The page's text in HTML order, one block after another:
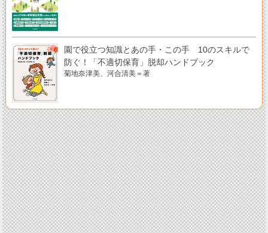
園で役立つ知識とあの手・この手 10のスキルで
防ぐ！「不適切保育」脱却ハンドブック
菊地奈津美、河合清美＝著